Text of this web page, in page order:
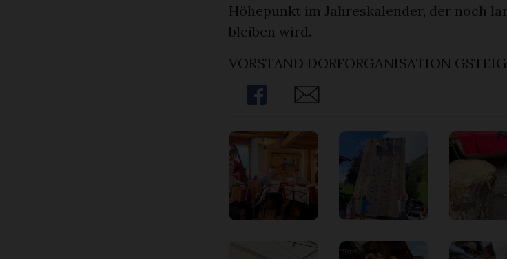
Höhepunkt im Jahreskalender, der noch
bleiben wird.
VORSTAND DORFORGANISATION
Share
Share